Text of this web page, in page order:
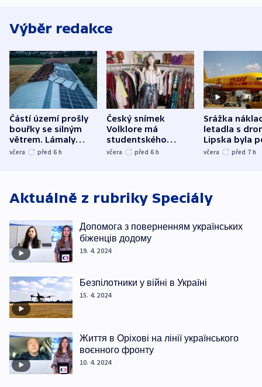
Výběr redakce
Částí území prošly
bouřky se silným
větrem. Lámaly
stromy a poničily
včera před 6 h
Český snímek
Volklore má
studentského
Oscara, zabojuje o
včera před 6 h
Srážka
letadla s
Lipska byla
německého
včera před 7 h
Aktuálně z rubriky Speciály
Допомога з поверненням українських
біженців додому
19. 4. 2024
Безпілотники у війні в Україні
15. 4. 2024
Життя в Оріхові на лінії українського
воєнного фронту
10. 4. 2024